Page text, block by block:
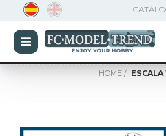
HOME ESCALA